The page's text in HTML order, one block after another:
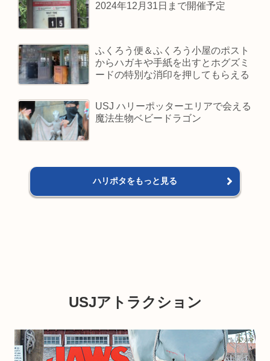
2024年12月31日まで開催予定
ふくろう便＆ふくろう小屋のポスト
からハガキや手紙を出すとホグズミ
ードの特別な消印を押してもらえる
USJ ハリーポッターエリアで会える
魔法生物ベビードラゴン
ハリポタをもっと見る
USJアトラクション